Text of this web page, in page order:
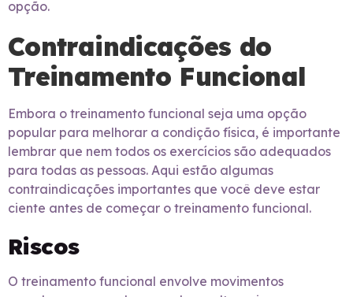
opção.
Contraindicações do
Treinamento Funcional
Embora o treinamento funcional seja uma opção
popular para melhorar a condição física, é importante
lembrar que nem todos os exercícios são adequados
para todas as pessoas. Aqui estão algumas
contraindicações importantes que você deve estar
ciente antes de começar o treinamento funcional.
Riscos
O treinamento funcional envolve movimentos